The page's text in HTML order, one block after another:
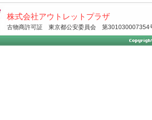
株式会社アウトレットプラザ
古物商許可証 東京都公安委員会 第301030007354